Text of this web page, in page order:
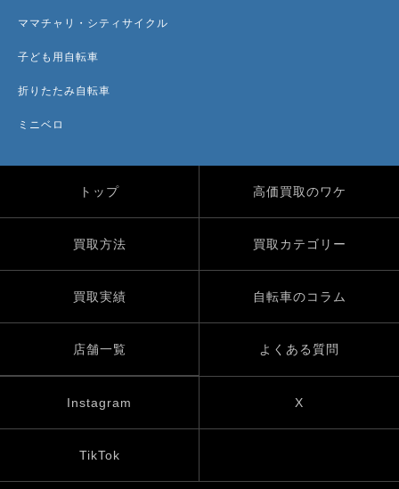
ママチャリ・シティサイクル
子ども用自転車
折りたたみ自転車
ミニベロ
トップ 高価買取のワケ
買取方法 買取カテゴリー
買取実績 自転車のコラム
店舗一覧 よくある質問
Instagram X
TikTok